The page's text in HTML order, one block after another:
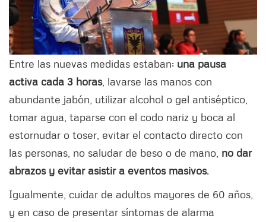
Entre las nuevas medidas estaban: una pausa
activa cada 3 horas, lavarse las manos con
abundante jabón, utilizar alcohol o gel antiséptico,
tomar agua, taparse con el codo nariz y boca al
estornudar o toser, evitar el contacto directo con
las personas, no saludar de beso o de mano, no dar
abrazos y evitar asistir a eventos masivos.
Igualmente, cuidar de adultos mayores de 60 años,
y en caso de presentar síntomas de alarma